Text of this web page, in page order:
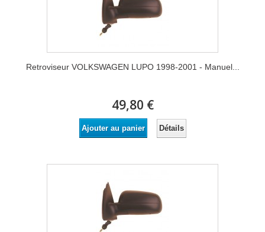
Retroviseur VOLKSWAGEN LUPO 1998-2001 - Manuel...
49,80 €
Ajouter au panier Détails